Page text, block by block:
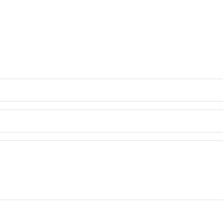
muito para entrar no multiplayer local foi corrigido. Isso
a edição de projetos e as verificações relacionadas